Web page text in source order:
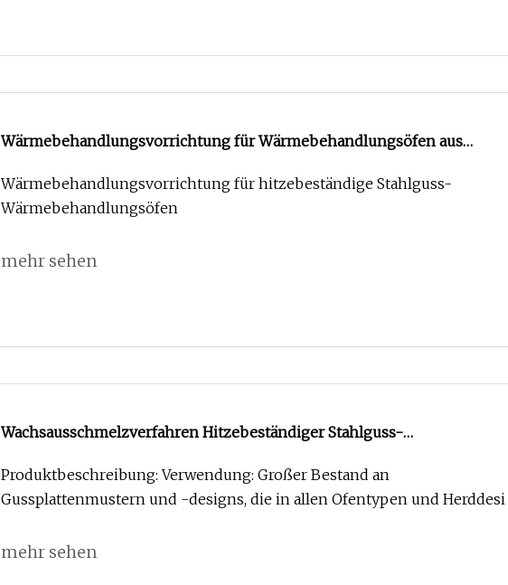
Wärmebehandlungsvorrichtung für Wärmebehandlungsöfen aus
Wärmebehandlungsvorrichtung für hitzebeständige Stahlguss-
Wärmebehandlungsöfen
mehr sehen
Wachsausschmelzverfahren Hitzebeständiger Stahlguss-
Produktbeschreibung: Verwendung: Großer Bestand an
Gussplattenmustern und -designs, die in allen Ofentypen und Herddesi
mehr sehen